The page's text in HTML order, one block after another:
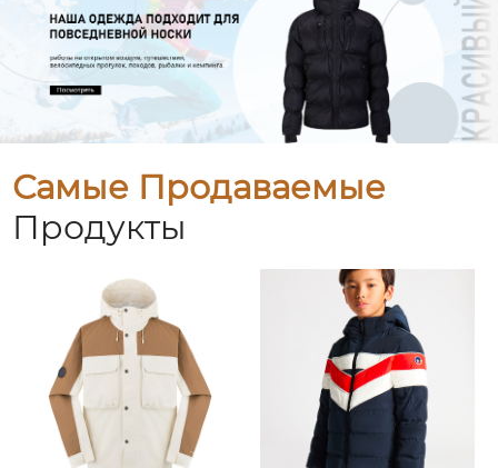
Самые Продаваемые
Продукты